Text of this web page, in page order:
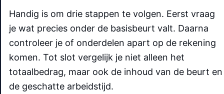
Handig is om drie stappen te volgen. Eerst vraag
je wat precies onder de basisbeurt valt. Daarna
controleer je of onderdelen apart op de rekening
komen. Tot slot vergelijk je niet alleen het
totaalbedrag, maar ook de inhoud van de beurt en
de geschatte arbeidstijd.